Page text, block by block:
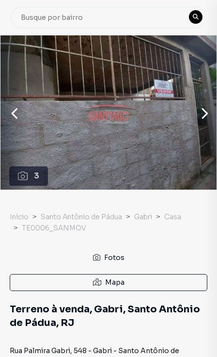
3
Início Santo Antônio de Pádua Gabri
Casa
TE0006_SANMOV
Fotos
Mapa
Terreno à venda, Gabri, Santo Antônio
de Pádua, RJ
Rua Palmira Gabri, 548 - Gabri - Santo Antônio de